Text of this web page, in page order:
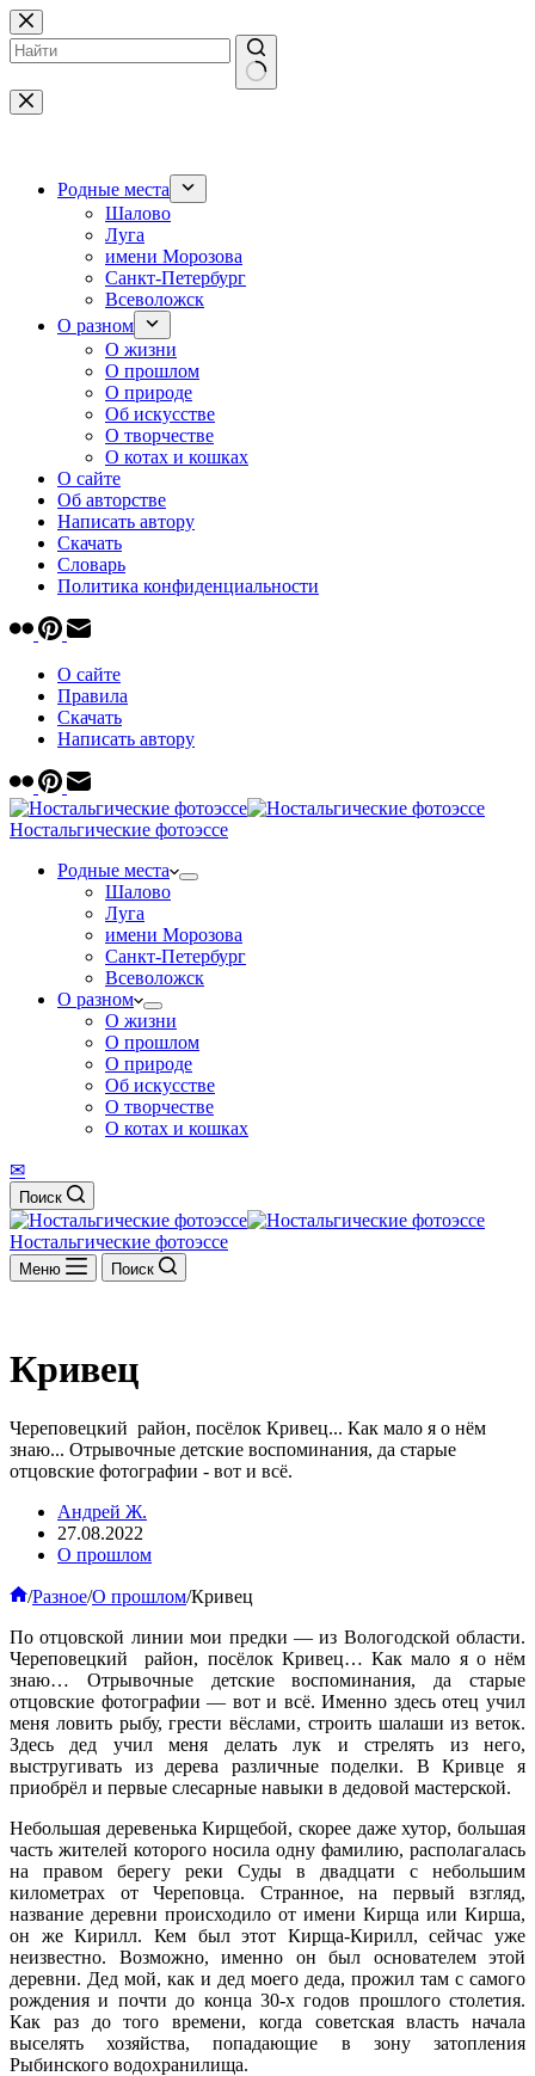
Перейти
к
сути
Ничего
не
Родные места
Шалово
Луга
имени Морозова
Санкт-Петербург
Всеволожск
О разном
О жизни
О прошлом
О природе
Об искусстве
О творчестве
О котах и кошках
О сайте
Об авторстве
Написать автору
Скачать
Cловарь
Политика конфиденциальности
О сайте
Правила
Скачать
Написать автору
Ностальгические фотоэссе
Родные места
Шалово
Луга
имени Морозова
Санкт-Петербург
Всеволожск
О разном
О жизни
О прошлом
О природе
Об искусстве
О творчестве
О котах и кошках
✉
Поиск
Ностальгические фотоэссе
Меню Поиск
Кривец
Череповецкий район, посёлок Кривец... Как мало я о нём
знаю... Отрывочные детские воспоминания, да старые
отцовские фотографии - вот и всё.
Андрей Ж.
27.08.2022
О прошлом
Главная
/Разное/О прошлом/Кривец
По отцовской линии мои предки — из Вологодской области.
Череповецкий район, посёлок Кривец… Как мало я о нём
знаю… Отрывочные детские воспоминания, да старые
отцовские фотографии — вот и всё. Именно здесь отец учил
меня ловить рыбу, грести вёслами, строить шалаши из веток.
Здесь дед учил меня делать лук и стрелять из него,
выстругивать из дерева различные поделки. В Кривце я
приобрёл и первые слесарные навыки в дедовой мастерской.
Небольшая деревенька Кирщебой, скорее даже хутор, большая
часть жителей которого носила одну фамилию, располагалась
на правом берегу реки Суды в двадцати с небольшим
километрах от Череповца. Странное, на первый взгляд,
название деревни происходило от имени Кирща или Кирша,
он же Кирилл. Кем был этот Кирща-Кирилл, сейчас уже
неизвестно. Возможно, именно он был основателем этой
деревни. Дед мой, как и дед моего деда, прожил там с самого
рождения и почти до конца 30-х годов прошлого столетия.
Как раз до того времени, когда советская власть начала
выселять хозяйства, попадающие в зону затопления
Рыбинского водохранилища.